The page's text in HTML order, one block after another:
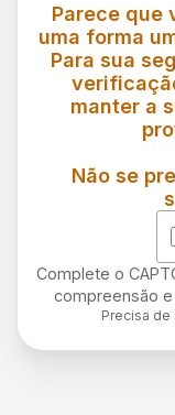
Parece que
uma forma
Para sua
manter a
Não se
Complete o
compreensão
Precisa de